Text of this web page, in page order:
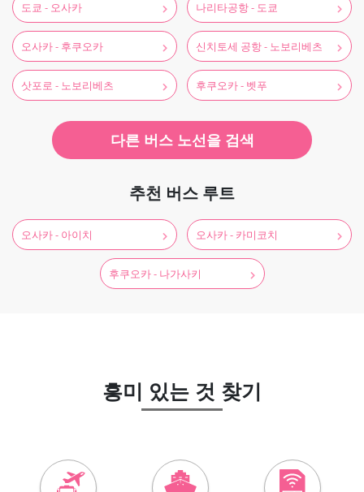
도쿄 - 오사카 나리타공항 - 도쿄
오사카 - 후쿠오카 신치토세 공항 - 노보리베츠
삿포로 - 노보리베츠 후쿠오카 - 벳푸
다른 버스 노선을 검색
추천 버스 루트
오사카 - 아이치 오사카 - 카미코치
후쿠오카 - 나가사키
흥미 있는 것 찾기